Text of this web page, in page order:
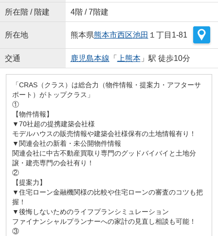
所在階 / 階建 4階 / 7階建
所在地 熊本県熊本市西区池田 １丁目1-81
交通 鹿児島本線 「 上熊本」駅 徒歩10分
「CRAS（クラス）は総合力（物件情報・提案力・アフターサ
ポート）がトップクラス」
①
【物件情報】
▼70社超の提携建築会社様
モデルハウスの販売情報や建築会社様保有の土地情報有り！
▼関連会社の新着・未公開物件情報
関連会社に中古不動産買取り専門のグッドバイバイと土地分
譲・建売専門の会社有り！
②
【提案力】
▼住宅ローン金融機関様の比較や住宅ローンの審査のコツも把
握！
▼後悔しないためのライフプランシミュレーション
ファイナンシャルプランナーへの家計の見直し相談も可能！
③